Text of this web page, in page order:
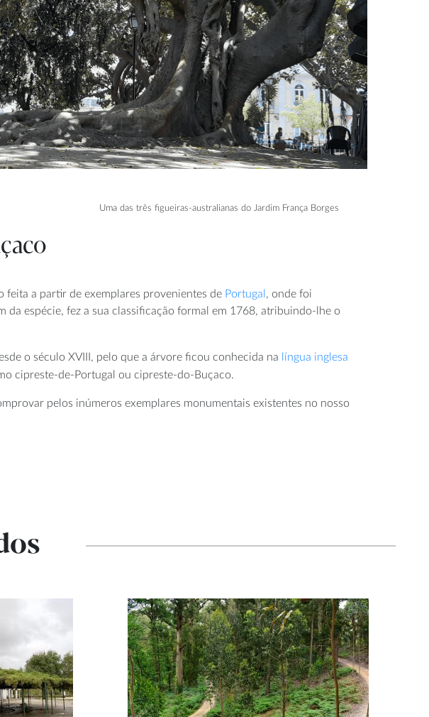
Uma das três figueiras-australianas do Jardim França Borges
feita a partir de exemplares provenientes de Portugal , onde foi
espécie, fez a sua classificação formal em 1768, atribuindo-lhe o
o século XVIII, pelo que a árvore ficou conhecida na
língua inglesa
cipreste-de-Portugal ou cipreste-do-Buçaco.
pelos inúmeros exemplares monumentais existentes no nosso